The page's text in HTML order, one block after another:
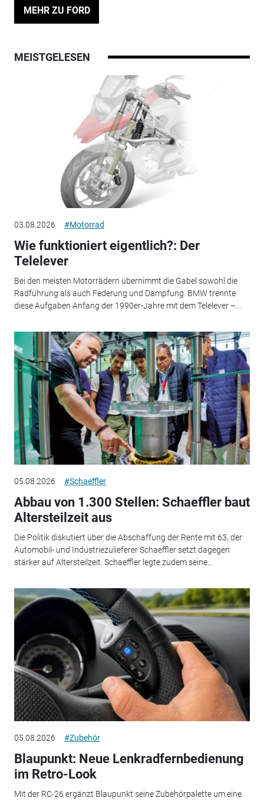
MEHR ZU FORD
MEISTGELESEN
03.08.2026 #Motorrad
Wie funktioniert eigentlich?: Der
Telelever
Bei den meisten Motorrädern übernimmt die Gabel sowohl die
Radführung als auch Federung und Dämpfung. BMW trennte
diese Aufgaben Anfang der 1990er-Jahre mit dem Telelever –...
05.08.2026 #Schaeffler
Abbau von 1.300 Stellen: Schaeffler baut
Altersteilzeit aus
Die Politik diskutiert über die Abschaffung der Rente mit 63, der
Automobil- und Industriezulieferer Schaeffler setzt dagegen
stärker auf Altersteilzeit. Schaeffler legte zudem seine...
05.08.2026 #Zubehör
Blaupunkt: Neue Lenkradfernbedienung
im Retro-Look
Mit der RC-26 ergänzt Blaupunkt seine Zubehörpalette um eine